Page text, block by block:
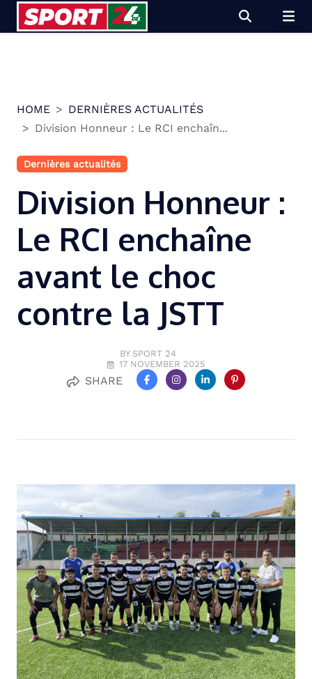
HOME
DERNIÈRES ACTUALITÉS
Division Honneur : Le RCI enchaîn...
Dernières actualités
Division Honneur :
Le RCI enchaîne
avant le choc
contre la JSTT
BY SPORT 24
17 NOVEMBER 2025
SHARE